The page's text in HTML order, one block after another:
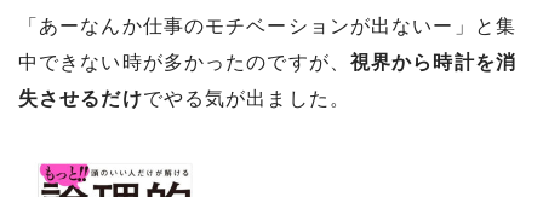
「あーなんか仕事のモチベーションが出ないー」と集
中できない時が多かったのですが、 視界から時計を消
失させるだけでやる気が出ました。